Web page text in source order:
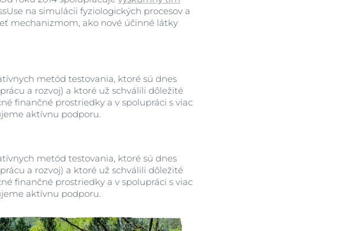
na simulácii fyziologických procesov a
mechanizmom, ako nové účinné látky
metód testovania, ktoré sú dnes
a rozvoj) a ktoré už schválili dôležité
finančné prostriedky a v spolupráci s viac
aktívnu podporu.
metód testovania, ktoré sú dnes
a rozvoj) a ktoré už schválili dôležité
finančné prostriedky a v spolupráci s viac
aktívnu podporu.